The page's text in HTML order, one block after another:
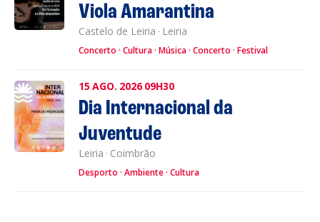
Viola Amarantina
Castelo de Leiria · Leiria
Concerto Cultura Música Concerto Festival
15AGO. 2026 09H30
Dia Internacional da
Juventude
Leiria · Coimbrão
Desporto Ambiente Cultura